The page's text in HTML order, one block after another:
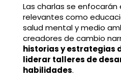
Las charlas se
relevantes como
salud mental y medio
creadores de cambio
historias y estrategias
liderar talleres de
habilidades.